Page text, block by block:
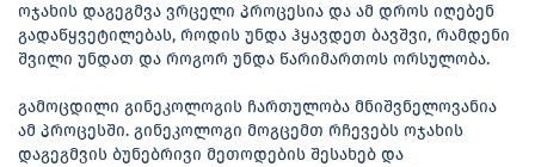
ოჯახის დაგეგმვა ვრცელი პროცესია და ამ დროს იღებენ
გადაწყვეტილებას, როდის უნდა ჰყავდეთ ბავშვი, რამდენი
შვილი უნდათ და როგორ უნდა წარიმართოს ორსულობა.
გამოცდილი გინეკოლოგის ჩართულობა მნიშვნელოვანია
ამ პროცესში. გინეკოლოგი მოგცემთ რჩევებს ოჯახის
დაგეგმვის ბუნებრივი მეთოდების შესახებ და